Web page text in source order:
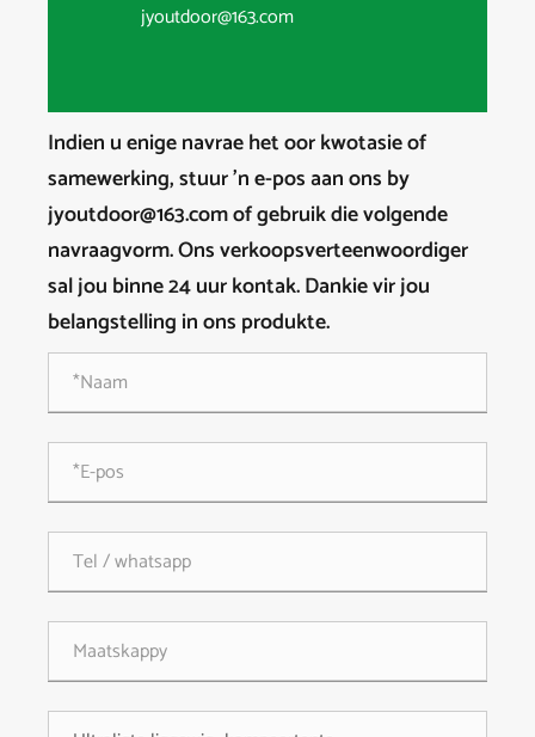
jyoutdoor@163.com
Indien u enige navrae het oor kwotasie of
samewerking, stuur 'n e-pos aan ons by
jyoutdoor@163.com of gebruik die volgende
navraagvorm. Ons verkoopsverteenwoordiger
sal jou binne 24 uur kontak. Dankie vir jou
belangstelling in ons produkte.